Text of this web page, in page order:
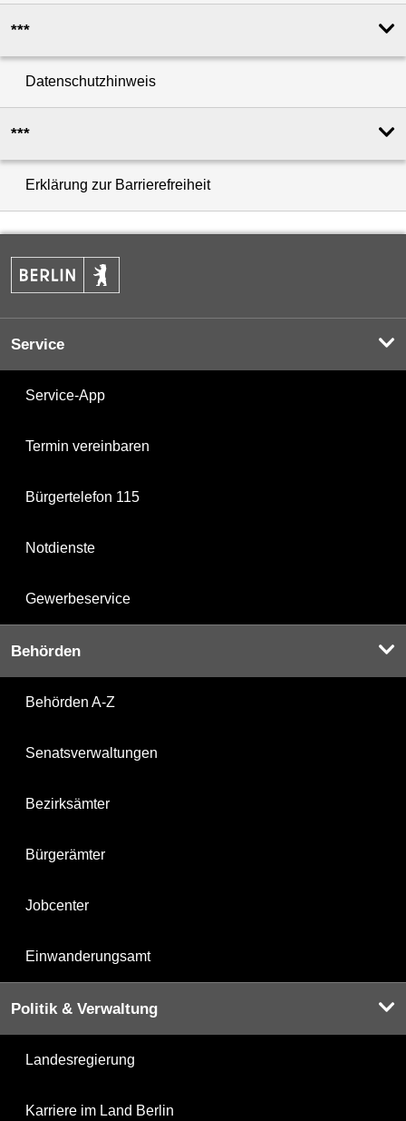
***
Datenschutzhinweis
***
Erklärung zur Barrierefreiheit
Service
Service-App
Termin vereinbaren
Bürgertelefon 115
Notdienste
Gewerbeservice
Behörden
Behörden A-Z
Senatsverwaltungen
Bezirksämter
Bürgerämter
Jobcenter
Einwanderungsamt
Politik & Verwaltung
Landesregierung
Karriere im Land Berlin